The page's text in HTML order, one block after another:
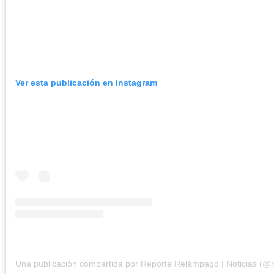
Ver esta publicación en Instagram